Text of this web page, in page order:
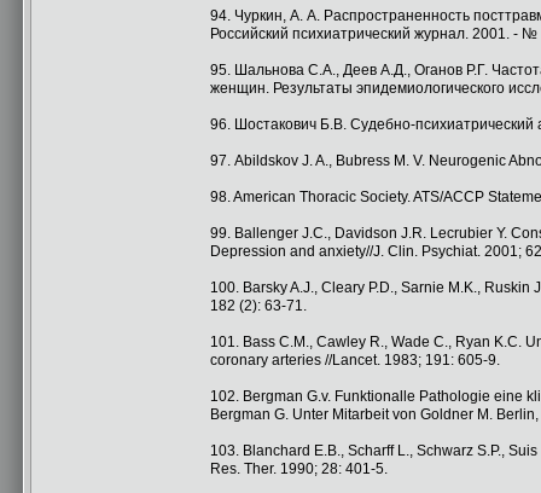
94. Чуркин, А. А. Распространенность
Российский психиатрический журнал. 2001. -
95. Шальнова С.А., Деев А.Д., Оганов Р.Г.
женщин. Результаты эпидемиологического
96. Шостакович Б.В. Судебно-психиатрический
97. Abildskov J. A., Bubress М. V. Neurogenic
98. American Thoracic Society. ATS/ACCP
99. Ballenger J.C., Davidson J.R. Lecrubier Y.
Depression and anxiety//J. Clin. Psychiat. 2001;
100. Barsky A.J., Cleary P.D., Sarnie M.K.,
182 (2): 63-71.
101. Bass C.M., Cawley R., Wade C., Ryan K.C.
coronary arteries //Lancet. 1983; 191: 605-9.
102. Bergman G.v. Funktionalle Pathologie eine
Bergman G. Unter Mitarbeit von Goldner M.
103. Blanchard E.B., Scharff L., Schwarz S.P.,
Res. Ther. 1990; 28: 401-5.